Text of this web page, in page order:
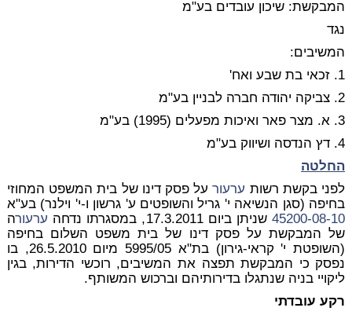
המבקשת: שיכון עובדים בע"מ
נגד
המשיבים:
1. זכאי בת שבע ואח'
2. צביקה יהודה חברה לבניין בע"מ
3. א. מצר פאר ואיכות מפעלים (1995) בע"מ
4. דץ הנדסה ושיווק בע"מ
החלטה
לפני בקשת רשות ערעורעל פסק דינו של בית המשפט המחוזי
בחיפה (סגן הנשיאה י' גריל והשופטים ע' גרשון ו-י' וילנר) בע"א
45200-08-10שניתן ביום 17.3.2011, במסגרתו נדחה ערעורה
של המבקשת על פסק דינו של בית משפט השלום בחיפה
(השופטת י' קראי-גירון) בת"א 5995/05 מיום 26.5.2010, בו
נפסק כי המבקשת תפצה את המשיבים, רוכשי הדירות, בגין
ליקויי בניה שנתגלו בדירותיהם וברכוש המשותף.
רקע עובדתי